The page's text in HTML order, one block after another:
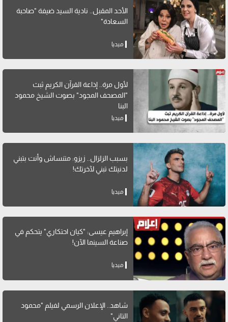
الأحد المقبل.. نادية السيد ضيفة "صاحبة
السعادة"
ميديا
لأول مرة.. إذاعة القرآن الكريم ثبث
"المصحف المجود" بصوت الشيخ محمود
البنا
ميديا
بسبب الزلزال.. زيزو: متنساش وأنت بتبني
لدنيتك تبني لآخرتك!
ميديا
إبراهيم عيسى: "كيان احتكاري" يتحكم في
صناعة السينما الآن!
ميديا
شاهد.. الإعلان الرسمي لفيلم "محمود
التاني"